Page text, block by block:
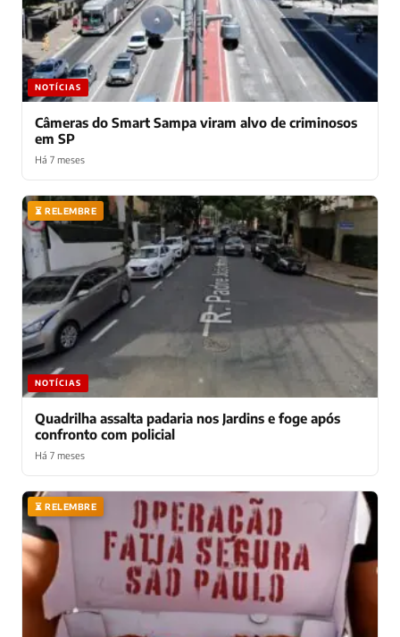
NOTÍCIAS
Câmeras do Smart Sampa viram alvo de criminosos
em SP
Há 7 meses
⏳ RELEMBRE
NOTÍCIAS
Quadrilha assalta padaria nos Jardins e foge após
confronto com policial
Há 7 meses
⏳ RELEMBRE